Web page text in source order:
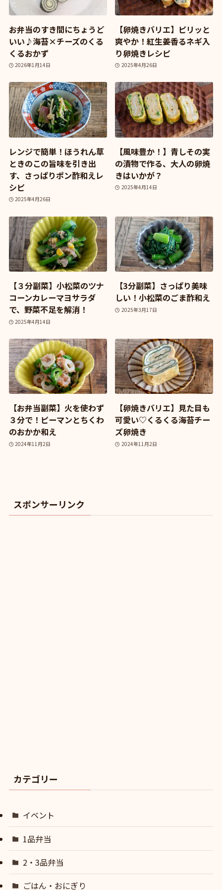
お弁当のすき間にちょうど
いい♪海苔×チーズのくる
くるおかず
2026年1月14日
【卵焼きバリエ】ピリッと
爽やか！紅生姜香るネギ入
り卵焼きレシピ
2025年4月26日
レンジで簡単！ほうれん草
ときのこの旨味を引き出
す、さっぱりポン酢和えレ
シピ
2025年4月26日
【風味豊か！】青しその実
の漬物で作る、大人の卵焼
きはいかが？
2025年4月14日
【３分副菜】小松菜のツナ
コーンカレーマヨサラダ
で、野菜不足を解消！
2025年4月14日
【3分副菜】さっぱり美味
しい！小松菜のごま酢和え
2025年3月17日
【お弁当副菜】火を使わず
３分で！ピーマンとちくわ
のおかか和え
2024年11月2日
【卵焼きバリエ】見た目も
可愛い♡くるくる海苔チー
ズ卵焼き
2024年11月2日
スポンサーリンク
カテゴリー
イベント
1品弁当
2・3品弁当
ごはん・おにぎり